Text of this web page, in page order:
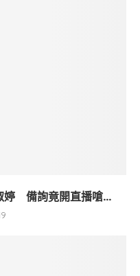
婷 備詢竟開直播嗆...